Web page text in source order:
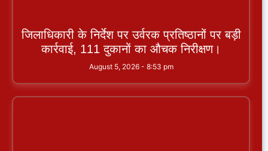
जिलाधिकारी के निर्देश पर उर्वरक प्रतिष्ठानों पर बड़ी
कार्रवाई, 111 दुकानों का औचक निरीक्षण।
August 5, 2026 8:53 pm